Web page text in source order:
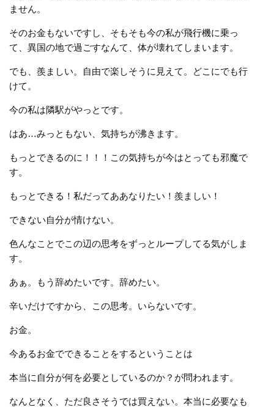
ません。
そのお金もないですし、そもそも今の私が飛行機に乗っ
て、異国の地で過ごすなんて、体が壊れてしまいます。
でも、羨ましい。自由で楽しそうに見えて。どこにでも行
けて。
今の私は隣駅がやっとです。
はあ…みっともない、気持ちが沸きます。
もっとできるのに！！！この気持ちが今はとっても邪魔で
す。
もっとできる！私だってああなりたい！羨ましい！
できない自分が情けない。
色んなことでこの辺の思考をずっとループしてる気がしま
す。
あぁ。もう辞めたいです。辞めたい。
辛いだけですから、この思考。いらないです。
お金。
今あるお金でできることをするということは
本当に自分が何を必要としているのか？が問われます。
なんとなく、ただ良さそうでは買えない。本当に必要なも